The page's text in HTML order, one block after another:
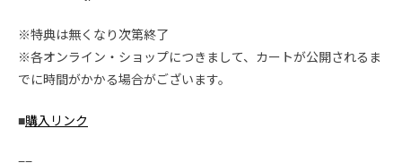
※特典は無くなり次第終了
※各オンライン・ショップにつきまして、カートが公開されるま
でに時間がかかる場合がございます。
■購入リンク